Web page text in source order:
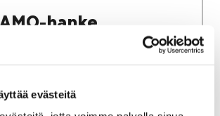
evästeitä
hanke
ehkäisyä turvallisten aikuisten